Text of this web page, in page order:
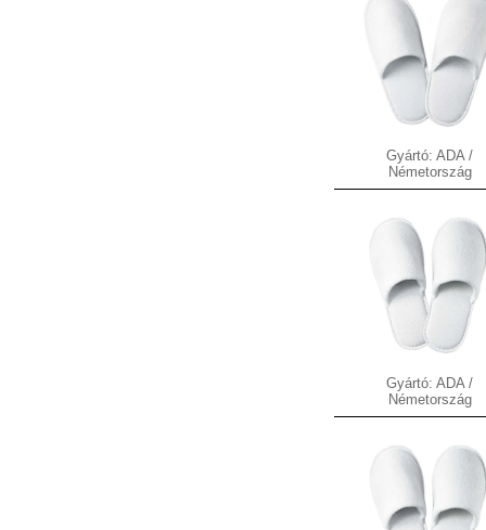
Gyártó: ADA /
Németország
Gyártó: ADA /
Németország